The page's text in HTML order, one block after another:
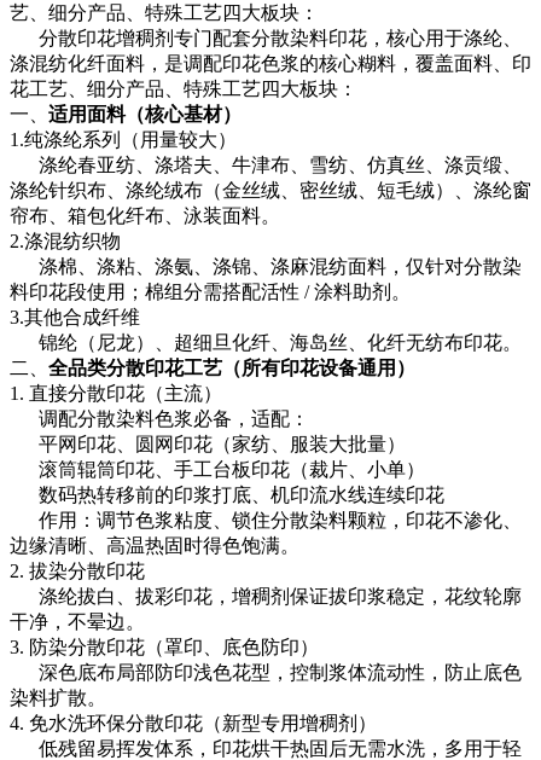
艺、细分产品、特殊工艺四大板块：
分散印花增稠剂专门配套分散染料印花，核心用于涤纶、
涤混纺化纤面料，是调配印花色浆的核心糊料，覆盖面料、印
花工艺、细分产品、特殊工艺四大板块：
一、 适用面料（核心基材）
1.纯涤纶系列（用量较大）
涤纶春亚纺、涤塔夫、牛津布、雪纺、仿真丝、涤贡缎、
涤纶针织布、涤纶绒布（金丝绒、密丝绒、短毛绒）、涤纶窗
帘布、箱包化纤布、泳装面料。
2.涤混纺织物
涤棉、涤粘、涤氨、涤锦、涤麻混纺面料，仅针对分散染
料印花段使用；棉组分需搭配活性 / 涂料助剂。
3.其他合成纤维
锦纶（尼龙）、超细旦化纤、海岛丝、化纤无纺布印花。
二、 全品类分散印花工艺（所有印花设备通用）
1. 直接分散印花（主流）
调配分散染料色浆必备，适配：
平网印花、圆网印花（家纺、服装大批量）
滚筒辊筒印花、手工台板印花（裁片、小单）
数码热转移前的印浆打底、机印流水线连续印花
作用：调节色浆粘度、锁住分散染料颗粒，印花不渗化、
边缘清晰、高温热固时得色饱满。
2. 拔染分散印花
涤纶拔白、拔彩印花，增稠剂保证拔印浆稳定，花纹轮廓
干净，不晕边。
3. 防染分散印花（罩印、底色防印）
深色底布局部防印浅色花型，控制浆体流动性，防止底色
染料扩散。
4. 免水洗环保分散印花（新型专用增稠剂）
低残留易挥发体系，印花烘干热固后无需水洗，多用于轻